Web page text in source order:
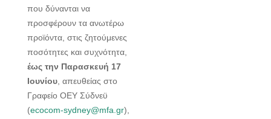
που δύνανται να
προσφέρουν τα ανωτέρω
προϊόντα, στις ζητούμενες
ποσότητες και συχνότητα,
έως την Παρασκευή 17
Ιουνίου , απευθείας στο
Γραφείο ΟΕΥ Σύδνεϋ
(ecocom-sydney@mfa.gr),